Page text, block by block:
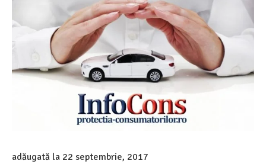
adăugată la 22 septembrie, 2017